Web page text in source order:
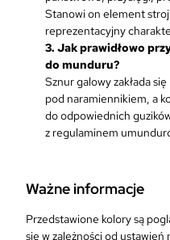
Stanowi on element
reprezentacyjny
3. Jak prawidłowo
do munduru?
Sznur galowy zakłada
pod naramiennikiem, a
do odpowiednich
z regulaminem
Ważne informacje
Przedstawione kolory są
się w zależności od